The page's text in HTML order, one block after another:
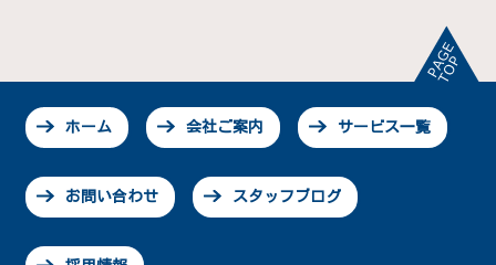
ホーム 会社ご案内 サービス一覧
お問い合わせ スタッフブログ